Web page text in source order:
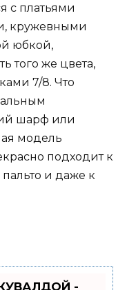
с платьями
кружевными
юбкой,
того же цвета,
7/8. Что
шарф или
модель
подходит к
и даже к
-